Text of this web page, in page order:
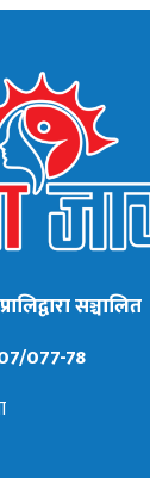
सञ्चालित
077-78